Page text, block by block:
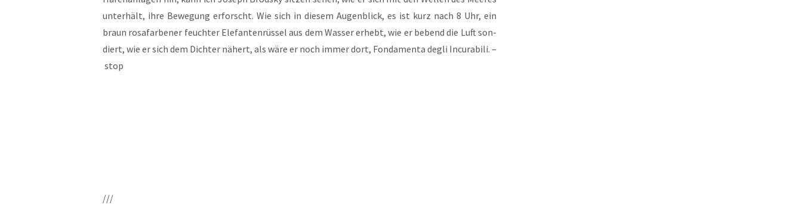
unter­hält, ihre Bewe­gung erforscht. Wie sich in die­sem Augen­blick, es ist kurz nach 8 Uhr, ein
braun rosa­far­be­ner feuch­ter Elefan­ten­rüssel aus dem Was­ser erhebt, wie er bebend die Luft son­
diert, wie er sich dem Dich­ter nähert, als wäre er noch immer dort, Fonda­menta degli Incura­bili. –
stop
///